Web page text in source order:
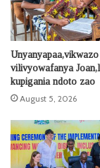
Unyanyapaa,vikwazo
vilivyowafanya
kupigania ndoto zao
August 5, 2026